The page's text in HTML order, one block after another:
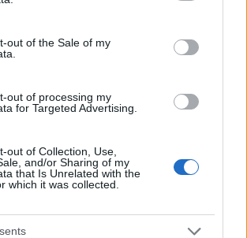
to Google and its third-party tags to
below specified purposes in below Google
out of the Sale of my
out of processing my
for Targeted Advertising.
out of Collection, Use,
and/or Sharing of my
that Is Unrelated with the
which it was collected.
ξενοδοχείο στη Σαντορίνη
- Κάλυψη δανείων και κέρδος
Σαντορίνης, το οποίο αναπτύσσεται σε
και διαθέτει δυναμικότητα 103
Νίκος
Σακελλαρίου